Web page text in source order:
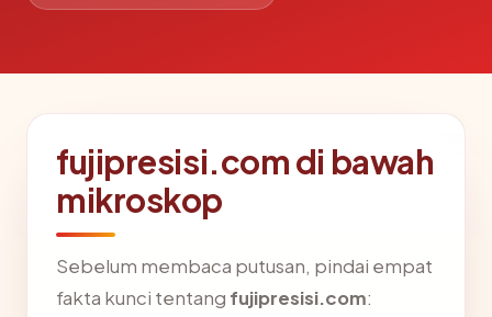
fujipresisi.com di bawah
mikroskop
Sebelum membaca putusan, pindai empat
fakta kunci tentang fujipresisi.com: